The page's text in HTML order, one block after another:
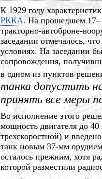
К 1929 году
РККА. На прошедшем
тракторно-автоброне-
заседании отмечалось,
условиях. На заседании
сопровождения,
в одном из пунктов
танка допустить
принять все меры
Во исполнение этого
мощность двигателя до 40
трехскоростной) и
танк новым 37-мм
осталось прежним, хотя
которой разместили